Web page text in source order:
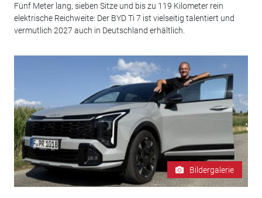
Fünf Meter lang, sieben Sitze und bis zu 119 Kilometer rein
elektrische Reichweite: Der BYD Ti 7 ist vielseitig talentiert und
vermutlich 2027 auch in Deutschland erhältlich.
Bildergalerie